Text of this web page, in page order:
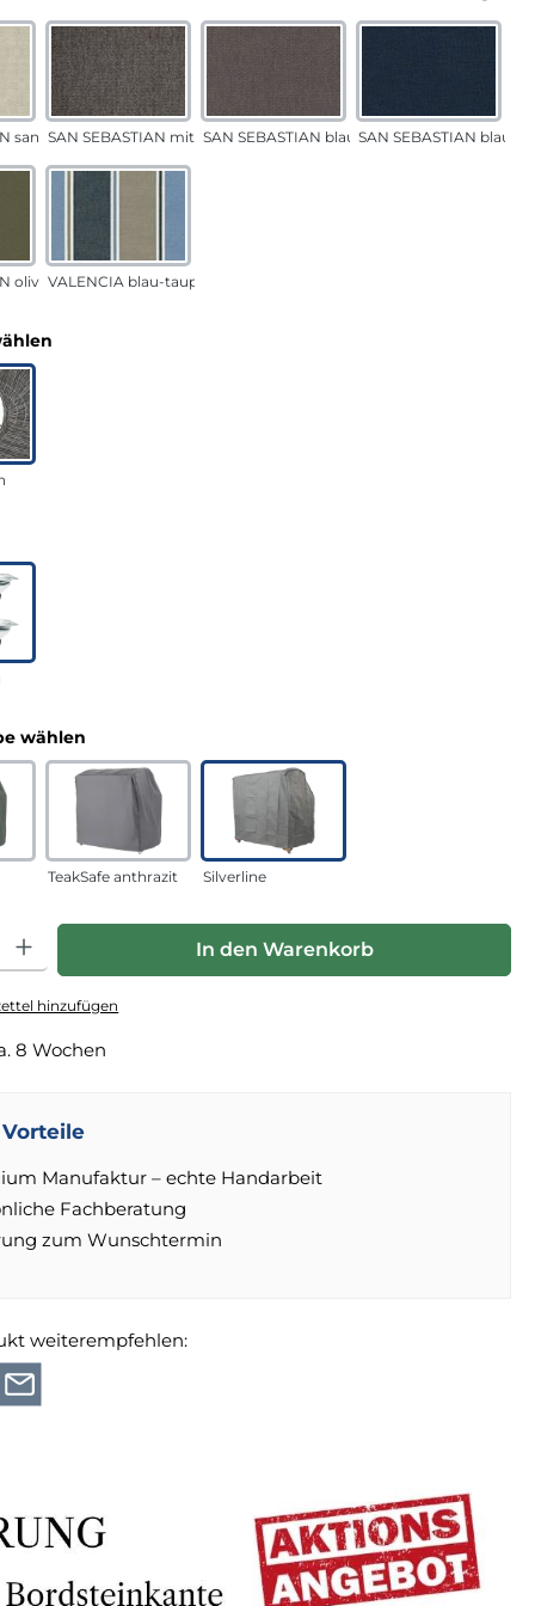
sandSAN SEBASTIAN mittelgrauSAN SEBASTIAN blau-sandSAN SEBASTIAN blau
oliv VALENCIA blau-taupe
wählen
TeakSafe anthrazit Silverline
Gib den gewünschten Wert ein oder benutze die
In den Warenkorb
hinzufügen
8 Wochen
Manufaktur – echte Handarbeit
Fachberatung
zum Wunschtermin
weiterempfehlen: